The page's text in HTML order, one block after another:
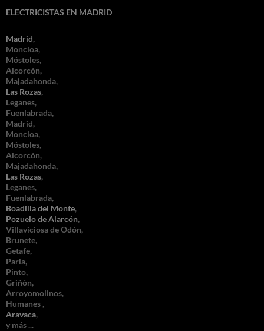
ELECTRICISTAS EN MADRID
Madrid,
Moncloa,
Móstoles,
Alcorcón,
Majadahonda,
Las Rozas,
Leganes,
Fuenlabrada,
Madrid,
Moncloa,
Móstoles,
Alcorcón,
Majadahonda,
Las Rozas,
Leganes,
Fuenlabrada,
Boadilla del Monte,
Pozuelo de Alarcón,
Villaviciosa de Odón,
Brunete,
Getafe,
Parla,
Pinto,
Griñón,
Arroyomolinos,
Humanes ,
Aravaca,
y más ...